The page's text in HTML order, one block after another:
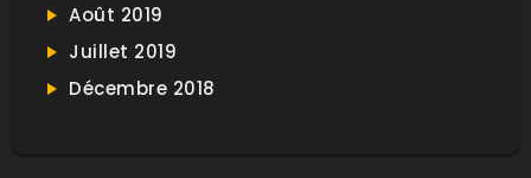
Août 2019
Juillet 2019
Décembre 2018